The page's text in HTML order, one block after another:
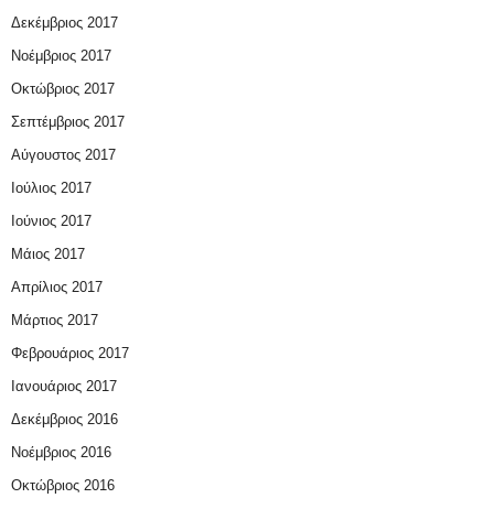
Δεκέμβριος 2017
Νοέμβριος 2017
Οκτώβριος 2017
Σεπτέμβριος 2017
Αύγουστος 2017
Ιούλιος 2017
Ιούνιος 2017
Μάιος 2017
Απρίλιος 2017
Μάρτιος 2017
Φεβρουάριος 2017
Ιανουάριος 2017
Δεκέμβριος 2016
Νοέμβριος 2016
Οκτώβριος 2016